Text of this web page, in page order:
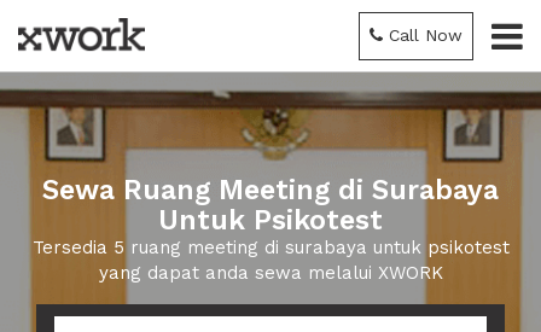
Call Now
Sewa Ruang Meeting di Surabaya
Untuk Psikotest
Tersedia 5 ruang meeting di surabaya untuk psikotest
yang dapat anda sewa melalui XWORK